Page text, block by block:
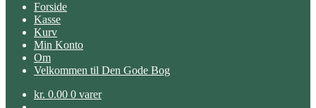
Forside
Kasse
Kurv
Min Konto
Om
Velkommen til Den Gode Bog
kr. 0.00 0 varer